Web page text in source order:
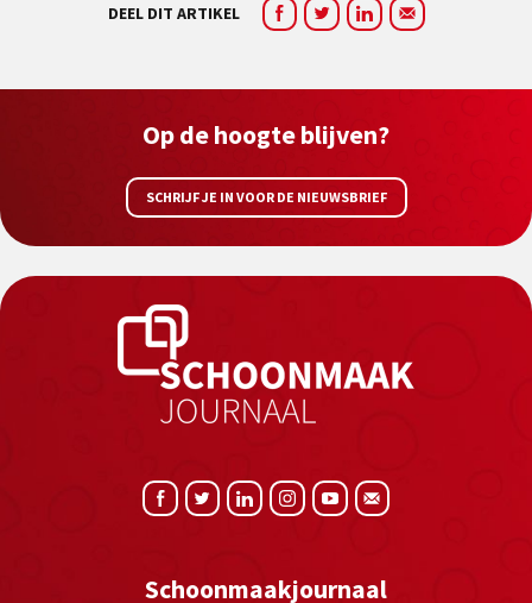
DEEL DIT ARTIKEL
Op de hoogte blijven?
SCHRIJF JE IN VOOR DE NIEUWSBRIEF
Schoonmaakjournaal